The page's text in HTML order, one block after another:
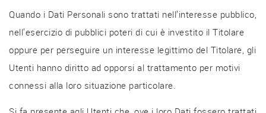
Quando i Dati Personali sono trattati nell’interesse pubblico,
nell’esercizio di pubblici poteri di cui è investito il Titolare
oppure per perseguire un interesse legittimo del Titolare, gli
Utenti hanno diritto ad opporsi al trattamento per motivi
connessi alla loro situazione particolare.